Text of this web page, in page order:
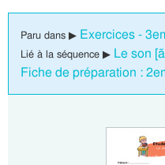
Paru dans ▶ Exercices -
Lié à la séquence ▶ Le son
Fiche de préparation :